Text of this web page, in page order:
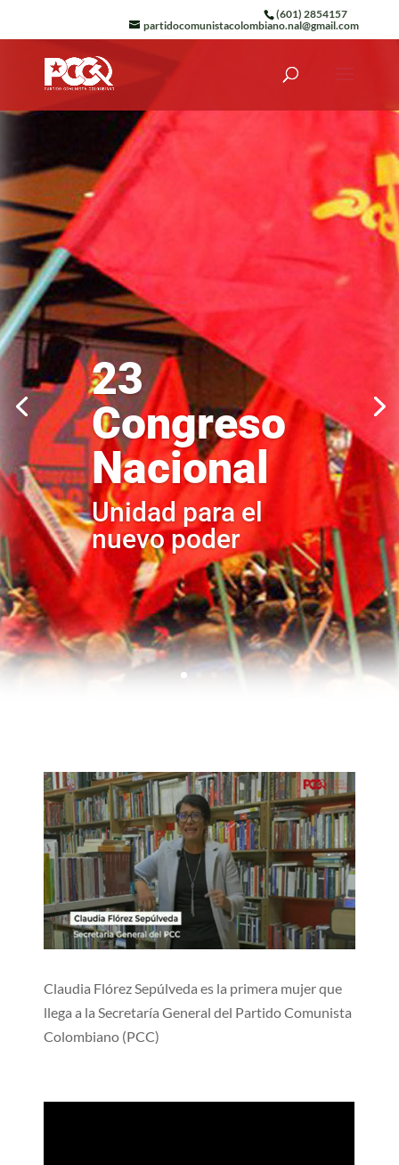
(601) 2854157
partidocomunistacolombiano.nal@gmail.com
23
Congreso
Nacional
Unidad para el
nuevo poder
Claudia Flórez Sepúlveda es la primera mujer que
llega a la Secretaría General del Partido Comunista
Colombiano (PCC)